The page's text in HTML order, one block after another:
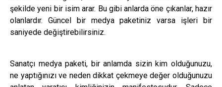
şekilde yeni bir isim arar. Bu gibi anlarda öne çıkanlar, hazır
olanlardır. Güncel bir medya paketiniz varsa işleri bir
saniyede değiştirebilirsiniz.
Sanatçı medya paketi, bir anlamda sizin kim olduğunuzu,
ne yaptığınızı ve neden dikkat çekmeye değer olduğunuzu